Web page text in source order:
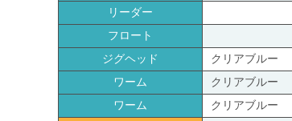
リーダー
フロート
ジグヘッド
クリアブルー
ワーム
クリアブルー
ワーム
クリアブルー